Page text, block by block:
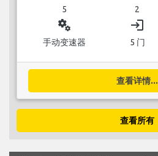
5 2
miscellaneous_services
手动变速器
login
5 门
查看详情...
查看所有